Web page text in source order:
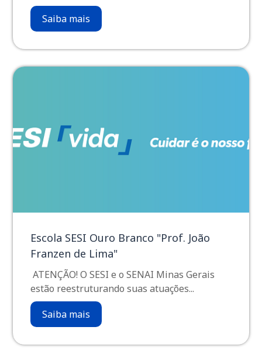
Saiba mais
Escola SESI Ouro Branco "Prof. João
Franzen de Lima"
ATENÇÃO! O SESI e o SENAI Minas Gerais
estão reestruturando suas atuações...
Saiba mais